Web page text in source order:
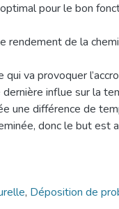
pour le bon
rendement de la
va provoquer
influe sur la
une différence de
donc le but est
, Déposition de